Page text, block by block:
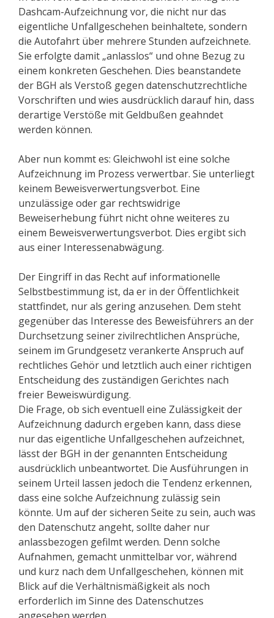
Dashcam-Aufzeichnung vor, die nicht nur das
eigentliche Unfallgeschehen beinhaltete, sondern
die Autofahrt über mehrere Stunden aufzeichnete.
Sie erfolgte damit „anlasslos“ und ohne Bezug zu
einem konkreten Geschehen. Dies beanstandete
der BGH als Verstoß gegen datenschutzrechtliche
Vorschriften und wies ausdrücklich darauf hin, dass
derartige Verstöße mit Geldbußen geahndet
werden können.
Aber nun kommt es: Gleichwohl ist eine solche
Aufzeichnung im Prozess verwertbar. Sie unterliegt
keinem Beweisverwertungsverbot. Eine
unzulässige oder gar rechtswidrige
Beweiserhebung führt nicht ohne weiteres zu
einem Beweisverwertungsverbot. Dies ergibt sich
aus einer Interessenabwägung.
Der Eingriff in das Recht auf informationelle
Selbstbestimmung ist, da er in der Öffentlichkeit
stattfindet, nur als gering anzusehen. Dem steht
gegenüber das Interesse des Beweisführers an der
Durchsetzung seiner zivilrechtlichen Ansprüche,
seinem im Grundgesetz verankerte Anspruch auf
rechtliches Gehör und letztlich auch einer richtigen
Entscheidung des zuständigen Gerichtes nach
freier Beweiswürdigung.
Die Frage, ob sich eventuell eine Zulässigkeit der
Aufzeichnung dadurch ergeben kann, dass diese
nur das eigentliche Unfallgeschehen aufzeichnet,
lässt der BGH in der genannten Entscheidung
ausdrücklich unbeantwortet. Die Ausführungen in
seinem Urteil lassen jedoch die Tendenz erkennen,
dass eine solche Aufzeichnung zulässig sein
könnte. Um auf der sicheren Seite zu sein, auch was
den Datenschutz angeht, sollte daher nur
anlassbezogen gefilmt werden. Denn solche
Aufnahmen, gemacht unmittelbar vor, während
und kurz nach dem Unfallgeschehen, können mit
Blick auf die Verhältnismäßigkeit als noch
erforderlich im Sinne des Datenschutzes